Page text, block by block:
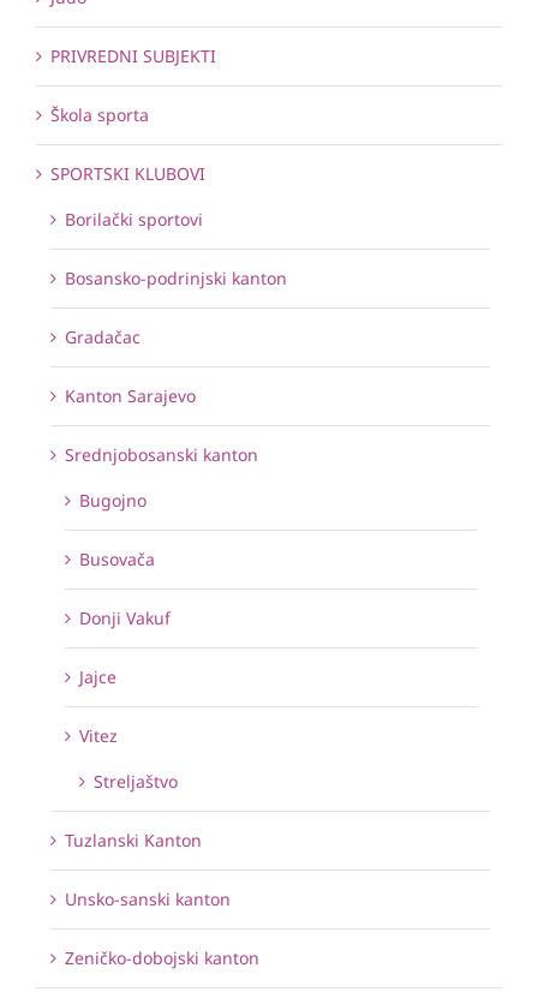
PRIVREDNI SUBJEKTI
Škola sporta
SPORTSKI KLUBOVI
Borilački sportovi
Bosansko-podrinjski kanton
Gradačac
Kanton Sarajevo
Srednjobosanski kanton
Bugojno
Busovača
Donji Vakuf
Jajce
Vitez
Streljaštvo
Tuzlanski Kanton
Unsko-sanski kanton
Zeničko-dobojski kanton